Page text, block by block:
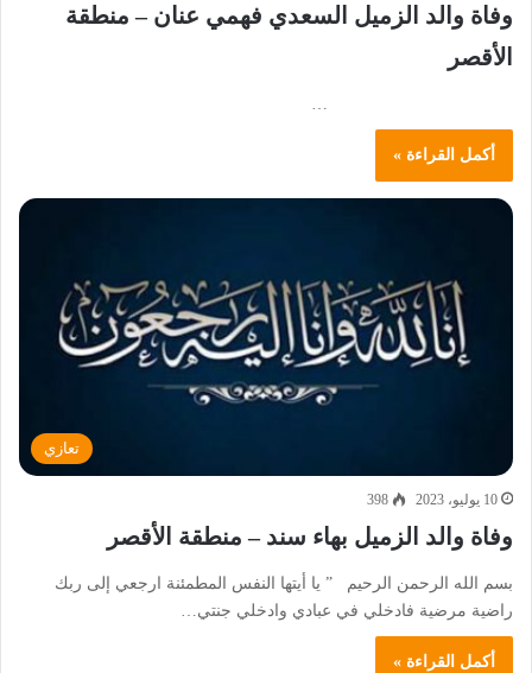
وفاة والد الزميل السعدي فهمي عنان – منطقة
الأقصر
أكمل القراءة »
تعازي
10 يوليو، 2023 398
وفاة والد الزميل بهاء سند – منطقة الأقصر
بسم الله الرحمن الرحيم ” يا أيتها النفس المطمئنة ارجعي إلى ربك
راضية مرضية فادخلي في عبادي وادخلي جنتي…
أكمل القراءة »